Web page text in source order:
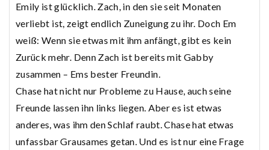
Emily ist glücklich. Zach, in den sie seit Monaten
verliebt ist, zeigt endlich Zuneigung zu ihr. Doch Em
weiß: Wenn sie etwas mit ihm anfängt, gibt es kein
Zurück mehr. Denn Zach ist bereits mit Gabby
zusammen – Ems bester Freundin.
Chase hat nicht nur Probleme zu Hause, auch seine
Freunde lassen ihn links liegen. Aber es ist etwas
anderes, was ihm den Schlaf raubt. Chase hat etwas
unfassbar Grausames getan. Und es ist nur eine Frage